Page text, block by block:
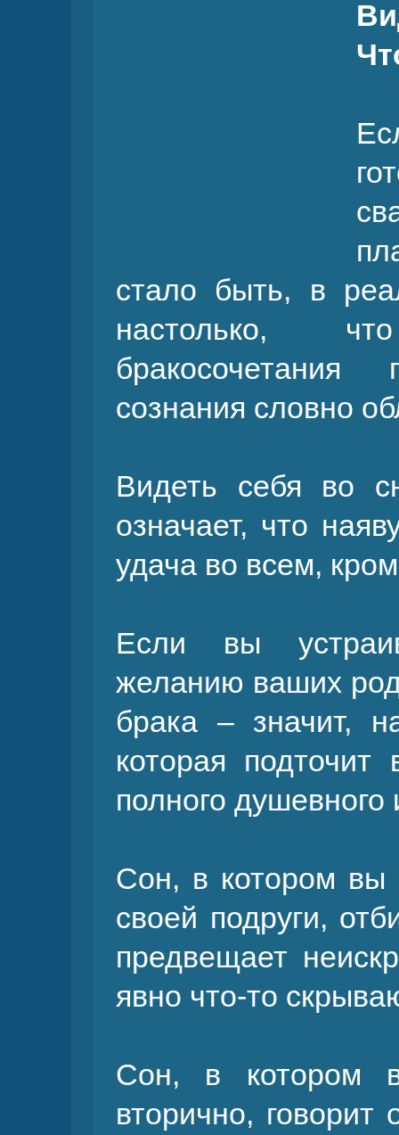
стало быть, в
настолько,
сознания словно
Видеть себя во
означает, что
удача во всем,
Если вы
желанию ваших
брака – значит,
которая
полного
Сон, в котором вы
своей подруги,
предвещает
явно что-то
Сон, в котором
вторично, говорит